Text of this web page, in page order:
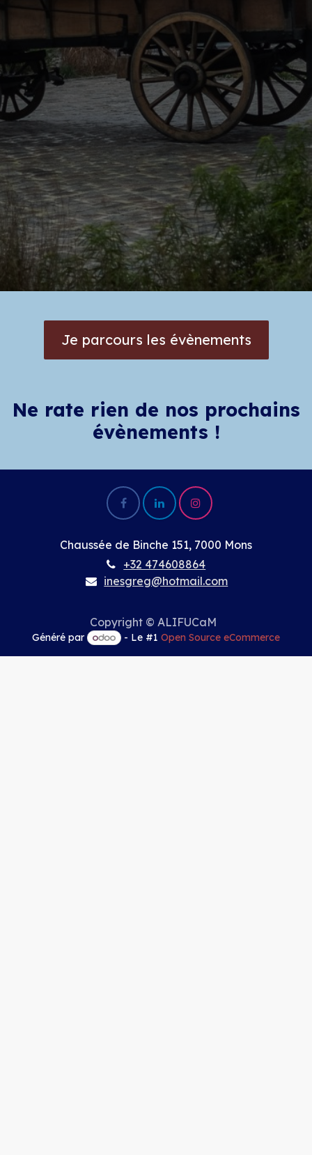
Je parcours les évènements
Ne rate rien de nos prochains
évènements !
Chaussée de Binche 151, 7000 Mons
+32 474608864
inesgreg@hotmail.com
Copyright © ALIFUCaM
Généré par - Le #1 Open Source eCommerce